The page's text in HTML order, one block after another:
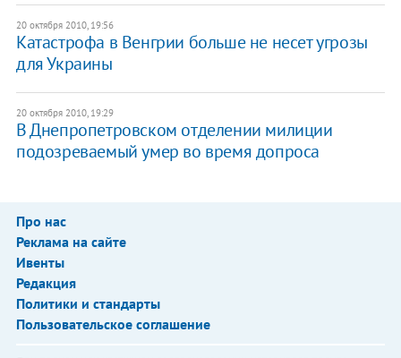
20 октября 2010, 19:56
Катастрофа в Венгрии больше не несет угрозы
для Украины
20 октября 2010, 19:29
В Днепропетровском отделении милиции
подозреваемый умер во время допроса
Про нас
Реклама на сайте
Ивенты
Редакция
Политики и стандарты
Пользовательское соглашение